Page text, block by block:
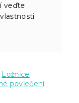
veďte
Ložnice
povlečení